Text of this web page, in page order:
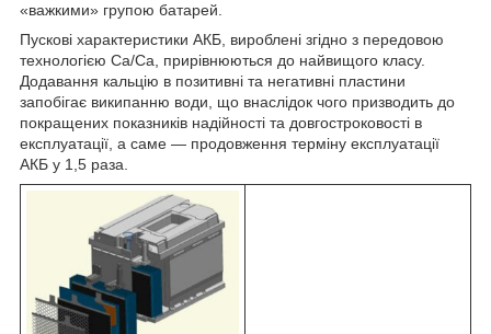
«важкими» групою батарей.
Пускові характеристики АКБ, вироблені згідно з передовою
технологією Ca/Ca, прирівнюються до найвищого класу.
Додавання кальцію в позитивні та негативні пластини
запобігає википанню води, що внаслідок чого призводить до
покращених показників надійності та довгостроковості в
експлуатації, а саме — продовження терміну експлуатації
АКБ у 1,5 раза.